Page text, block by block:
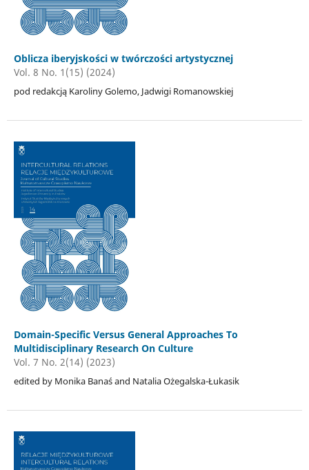
Oblicza iberyjskości w twórczości artystycznej
Vol. 8 No. 1(15) (2024)
pod redakcją Karoliny Golemo, Jadwigi Romanowskiej
Domain-Specific Versus General Approaches To
Multidisciplinary Research On Culture
Vol. 7 No. 2(14) (2023)
edited by Monika Banaś and Natalia Ożegalska-Łukasik